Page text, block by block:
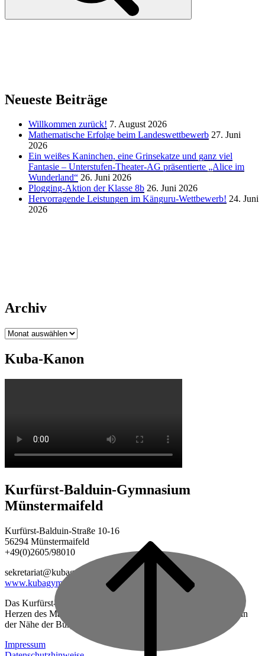
Neueste Beiträge
Willkommen zurück! 7. August 2026
Mathematische Erfolge beim Landeswettbewerb 27. Juni
2026
Ein weißes Kaninchen, eine Grinsekatze und ganz viel
Fantasie – Unterstufen-Theater-AG präsentierte „Alice im
Wunderland“ 26. Juni 2026
Plogging-Aktion der Klasse 8b 26. Juni 2026
Hervorragende Leistungen im Känguru-Wettbewerb! 24. Juni
2026
Archiv
Archiv
Kuba-Kanon
top
Kurfürst-Balduin-Gymnasium
Münstermaifeld
Kurfürst-Balduin-Straße 10-16
56294 Münstermaifeld
+49(0)2605/98010
sekretariat@kubagym.de
www.kubagym.org
Das Kurfürst-Balduin-Gymnasium ist eine vierzügige Schule im
Herzen des Maifeldes, zwischen Mayen und Koblenz gelegen, in
der Nähe der Burg Eltz.
Impressum